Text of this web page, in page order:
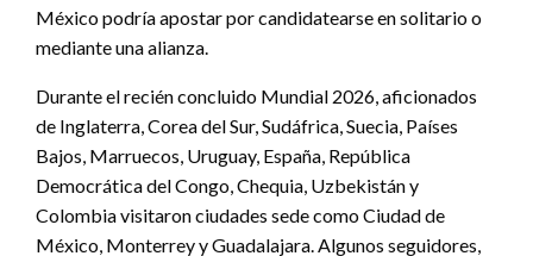
México podría apostar por candidatearse en solitario o
mediante una alianza.
Durante el recién concluido Mundial 2026, aficionados
de Inglaterra, Corea del Sur, Sudáfrica, Suecia, Países
Bajos, Marruecos, Uruguay, España, República
Democrática del Congo, Chequia, Uzbekistán y
Colombia visitaron ciudades sede como Ciudad de
México, Monterrey y Guadalajara. Algunos seguidores,